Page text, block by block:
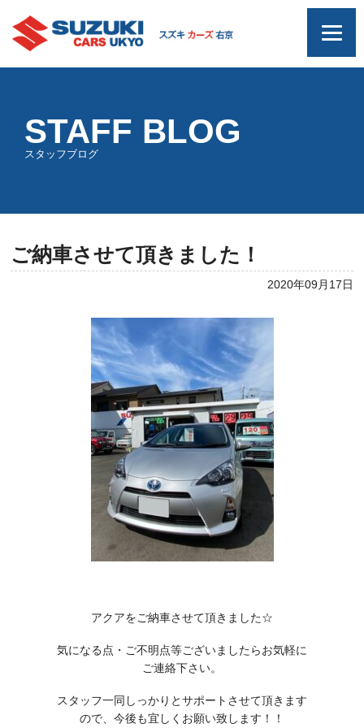
STAFF BLOG
スタッフブログ
ご納車させて頂きました！
2020年09月17日
アクアをご納車させて頂きました☆
気になる点・ご不明点等ございましたらお気軽に
ご連絡下さい。
スタッフ一同しっかりとサポートさせて頂きます
ので、今後も宜しくお願い致します！！